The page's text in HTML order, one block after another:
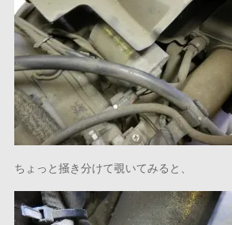
ちょっと掻き分けて覗いてみると、